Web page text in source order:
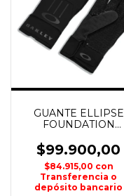
GUANTE ELLIPSE
FOUNDATION
$99.900,00
$84.915,00 con
Transferencia o
depósito bancario